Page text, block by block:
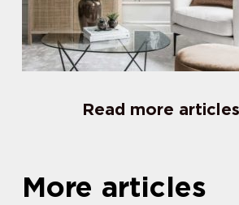
Read more
More articles